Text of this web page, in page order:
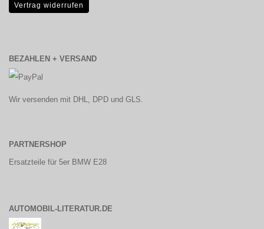
Vertrag widerrufen
BEZAHLEN + VERSAND
Wir versenden mit DHL, DPD und GLS.
PARTNERSHOP
Ersatzteile für 5er BMW E28
AUTOMOBIL-LITERATUR.DE